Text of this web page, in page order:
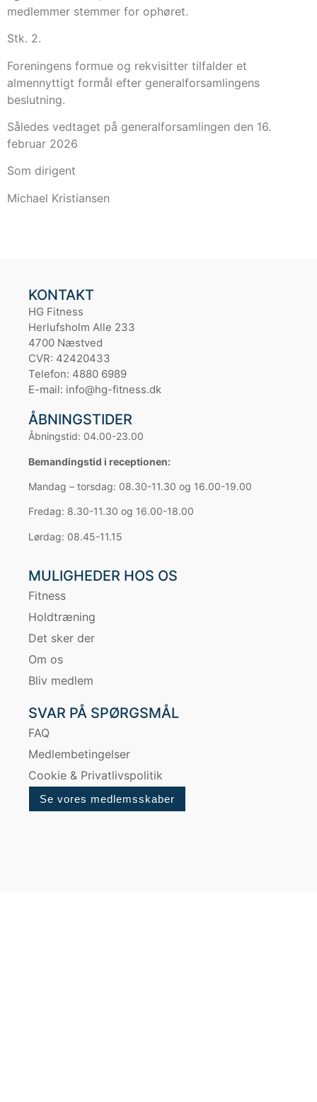
medlemmer stemmer for ophøret.
Stk. 2.
Foreningens formue og rekvisitter tilfalder et
almennyttigt formål efter generalforsamlingens
beslutning.
Således vedtaget på generalforsamlingen den 16.
februar 2026
Som dirigent
Michael Kristiansen
KONTAKT
HG Fitness
Herlufsholm Alle 233
4700 Næstved
CVR: 42420433
Telefon: 4880 6989
E-mail: info@hg-fitness.dk
ÅBNINGSTIDER
Åbningstid: 04.00-23.00
Bemandingstid i receptionen:
Mandag – torsdag: 08.30-11.30 og 16.00-19.00
Fredag: 8.30-11.30 og 16.00-18.00
Lørdag: 08.45-11.15
MULIGHEDER HOS OS
Fitness
Holdtræning
Det sker der
Om os
Bliv medlem
SVAR PÅ SPØRGSMÅL
FAQ
Medlembetingelser
Cookie & Privatlivspolitik
Se vores medlemsskaber